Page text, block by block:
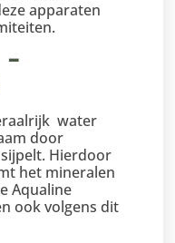
apparaten
water
door
Hierdoor
het mineralen
Aqualine
ook volgens dit